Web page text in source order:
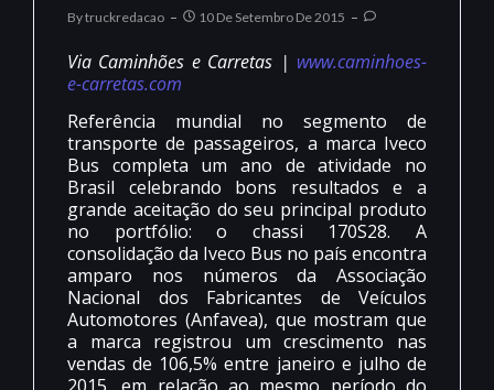
ByTruckredacao 10 De Setembro De 2015
Via Caminhões e Carretas | www.caminhoes-
e-carretas.com
Referência mundial no segmento de
transporte de passageiros, a marca Iveco
Bus completa um ano de atividade no
Brasil celebrando bons resultados e a
grande aceitação do seu principal produto
no portfólio: o chassi 170S28. A
consolidação da Iveco Bus no país encontra
amparo nos números da Associação
Nacional dos Fabricantes de Veículos
Automotores (Anfavea), que mostram que
a marca registrou um crescimento nas
vendas de 106,5% entre janeiro e julho de